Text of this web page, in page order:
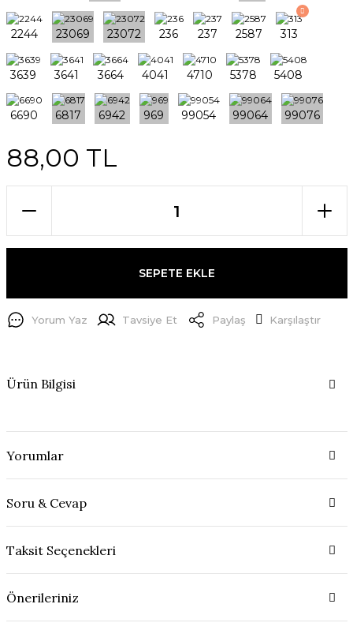
88,00 TL
SEPETE EKLE
Yorum Yaz Tavsiye Et Paylaş Karşılaştır
Ürün Bilgisi
Yorumlar
Soru & Cevap
Taksit Seçenekleri
Önerileriniz